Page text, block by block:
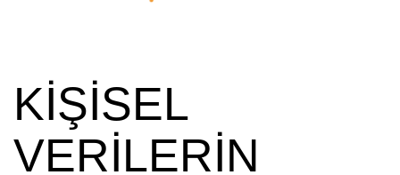
KİŞİSEL
VERİLERİN